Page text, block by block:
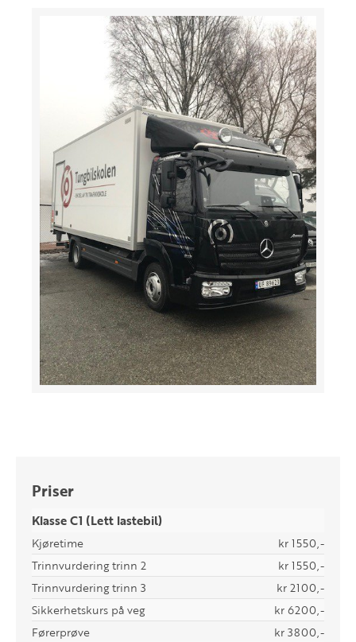
Priser
Klasse C1 (Lett lastebil)
Kjøretime
kr 1550,-
Trinnvurdering trinn 2
kr 1550,-
Trinnvurdering trinn 3
kr 2100,-
Sikkerhetskurs på veg
kr 6200,-
Førerprøve
kr 3800,-